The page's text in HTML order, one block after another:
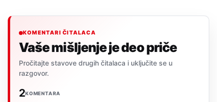
KOMENTARI ČITALACA
Vaše mišljenje je deo priče
Pročitajte stavove drugih čitalaca i uključite se u
razgovor.
2KOMENTARA